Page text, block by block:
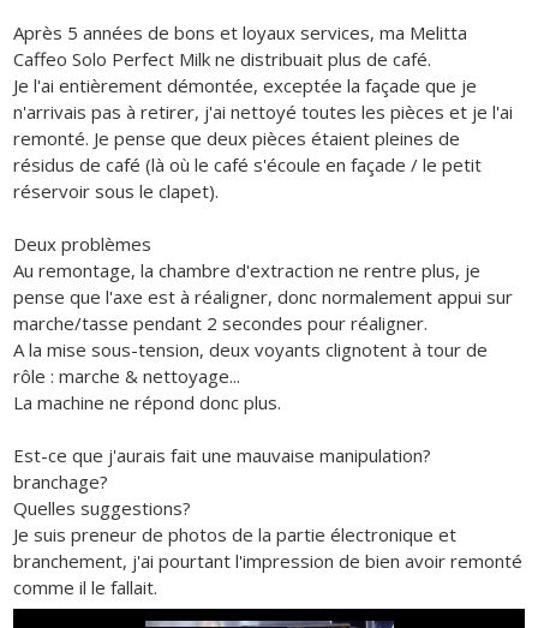
Après 5 années de bons et loyaux services, ma Melitta
Caffeo Solo Perfect Milk ne distribuait plus de café.
Je l'ai entièrement démontée, exceptée la façade que je
n'arrivais pas à retirer, j'ai nettoyé toutes les pièces et je l'ai
remonté. Je pense que deux pièces étaient pleines de
résidus de café (là où le café s'écoule en façade / le petit
réservoir sous le clapet).
Deux problèmes
Au remontage, la chambre d'extraction ne rentre plus, je
pense que l'axe est à réaligner, donc normalement appui sur
marche/tasse pendant 2 secondes pour réaligner.
A la mise sous-tension, deux voyants clignotent à tour de
rôle : marche & nettoyage...
La machine ne répond donc plus.
Est-ce que j'aurais fait une mauvaise manipulation?
branchage?
Quelles suggestions?
Je suis preneur de photos de la partie électronique et
branchement, j'ai pourtant l'impression de bien avoir remonté
comme il le fallait.